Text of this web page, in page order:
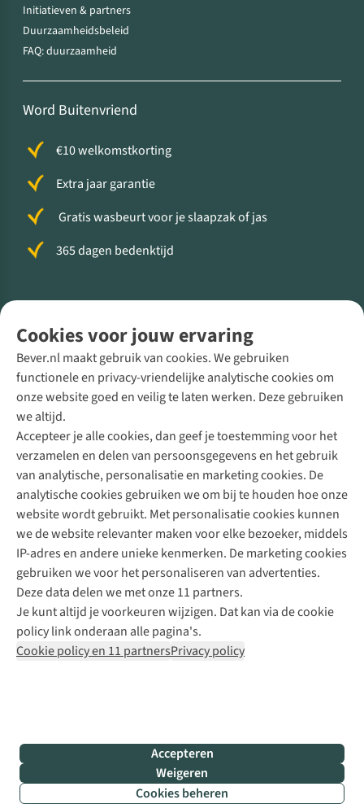
Cookies voor jouw ervaring
Bever.nl maakt gebruik van cookies. We gebruiken
functionele en privacy-vriendelijke analytische cookies om
onze website goed en veilig te laten werken. Deze gebruiken
we altijd.
Accepteer je alle cookies, dan geef je toestemming voor het
verzamelen en delen van persoonsgegevens en het gebruik
van analytische, personalisatie en marketing cookies. De
analytische cookies gebruiken we om bij te houden hoe onze
website wordt gebruikt. Met personalisatie cookies kunnen
we de website relevanter maken voor elke bezoeker, middels
IP-adres en andere unieke kenmerken. De marketing cookies
gebruiken we voor het personaliseren van advertenties.
Deze data delen we met onze 11 partners.
Je kunt altijd je voorkeuren wijzigen. Dat kan via de cookie
policy link onderaan alle pagina's.
Cookie policy en 11 partnersPrivacy policy
Accepteren
Weigeren
Cookies beheren
Initiatieven & partners
Duurzaamheidsbeleid
FAQ: duurzaamheid
Word Buitenvriend
€10 welkomstkorting
Extra jaar garantie
Gratis wasbeurt voor je slaapzak of jas
365 dagen bedenktijd
Direct advies van een Buitenexpert
+31 (0)85 888 50 88
+31 6 12 28 49 80
Contactformulier
Bever
B.V.